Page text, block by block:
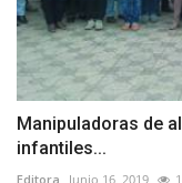
Manipuladoras de
infantiles...
Editora Junio 16, 2019